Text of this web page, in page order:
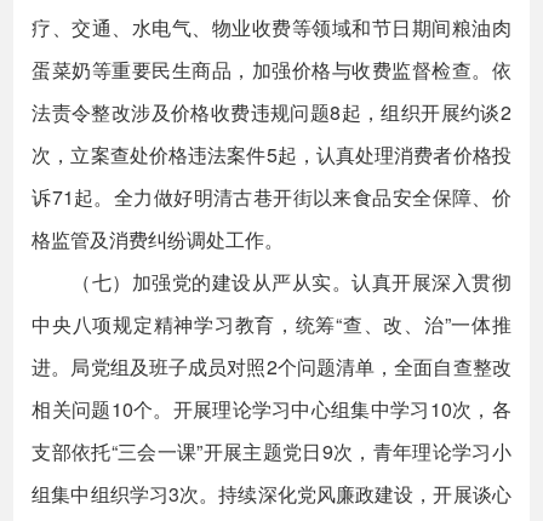
疗、交通、水电气、物业收费等领域和节日期间粮油肉
蛋菜奶等重要民生商品，加强价格与收费监督检查。依
法责令整改涉及价格收费违规问题8起，组织开展约谈2
次，立案查处价格违法案件5起，认真处理消费者价格投
诉71起。全力做好明清古巷开街以来食品安全保障、价
格监管及消费纠纷调处工作。
（七）加强党的建设从严从实。认真开展深入贯彻
中央八项规定精神学习教育，统筹“查、改、治”一体推
进。局党组及班子成员对照2个问题清单，全面自查整改
相关问题10个。开展理论学习中心组集中学习10次，各
支部依托“三会一课”开展主题党日9次，青年理论学习小
组集中组织学习3次。持续深化党风廉政建设，开展谈心